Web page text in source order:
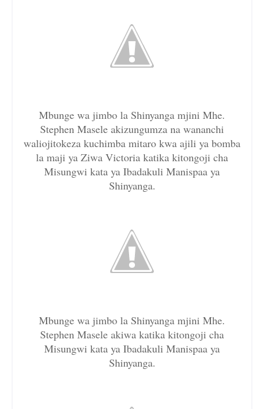
Mbunge wa jimbo la Shinyanga mjini Mhe.
Stephen Masele akizungumza na wananchi
waliojitokeza kuchimba mitaro kwa ajili ya bomba
la maji ya Ziwa Victoria katika kitongoji cha
Misungwi kata ya Ibadakuli Manispaa ya
Shinyanga.
Mbunge wa jimbo la Shinyanga mjini Mhe.
Stephen Masele akiwa katika kitongoji cha
Misungwi kata ya Ibadakuli Manispaa ya
Shinyanga.